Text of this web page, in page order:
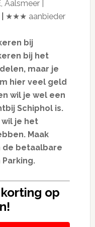
Aalsmeer |
★★★ aanbieder
bij
bij het
maar je
hier veel geld
wil je wel een
Schiphol is.
je het
Maak
de betaalbare
korting op